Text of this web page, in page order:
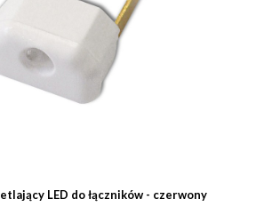
LED do łączników - czerwony